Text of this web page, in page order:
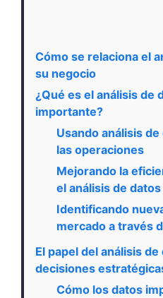
Cómo se relaciona el
su negocio
¿Qué es el análisis de
importante?
Usando análisis
las operaciones
Mejorando la
el análisis de datos
Identificando
mercado a través
El papel del análisis
decisiones
Cómo los datos